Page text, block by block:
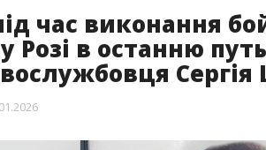
час виконання
Розі в останню